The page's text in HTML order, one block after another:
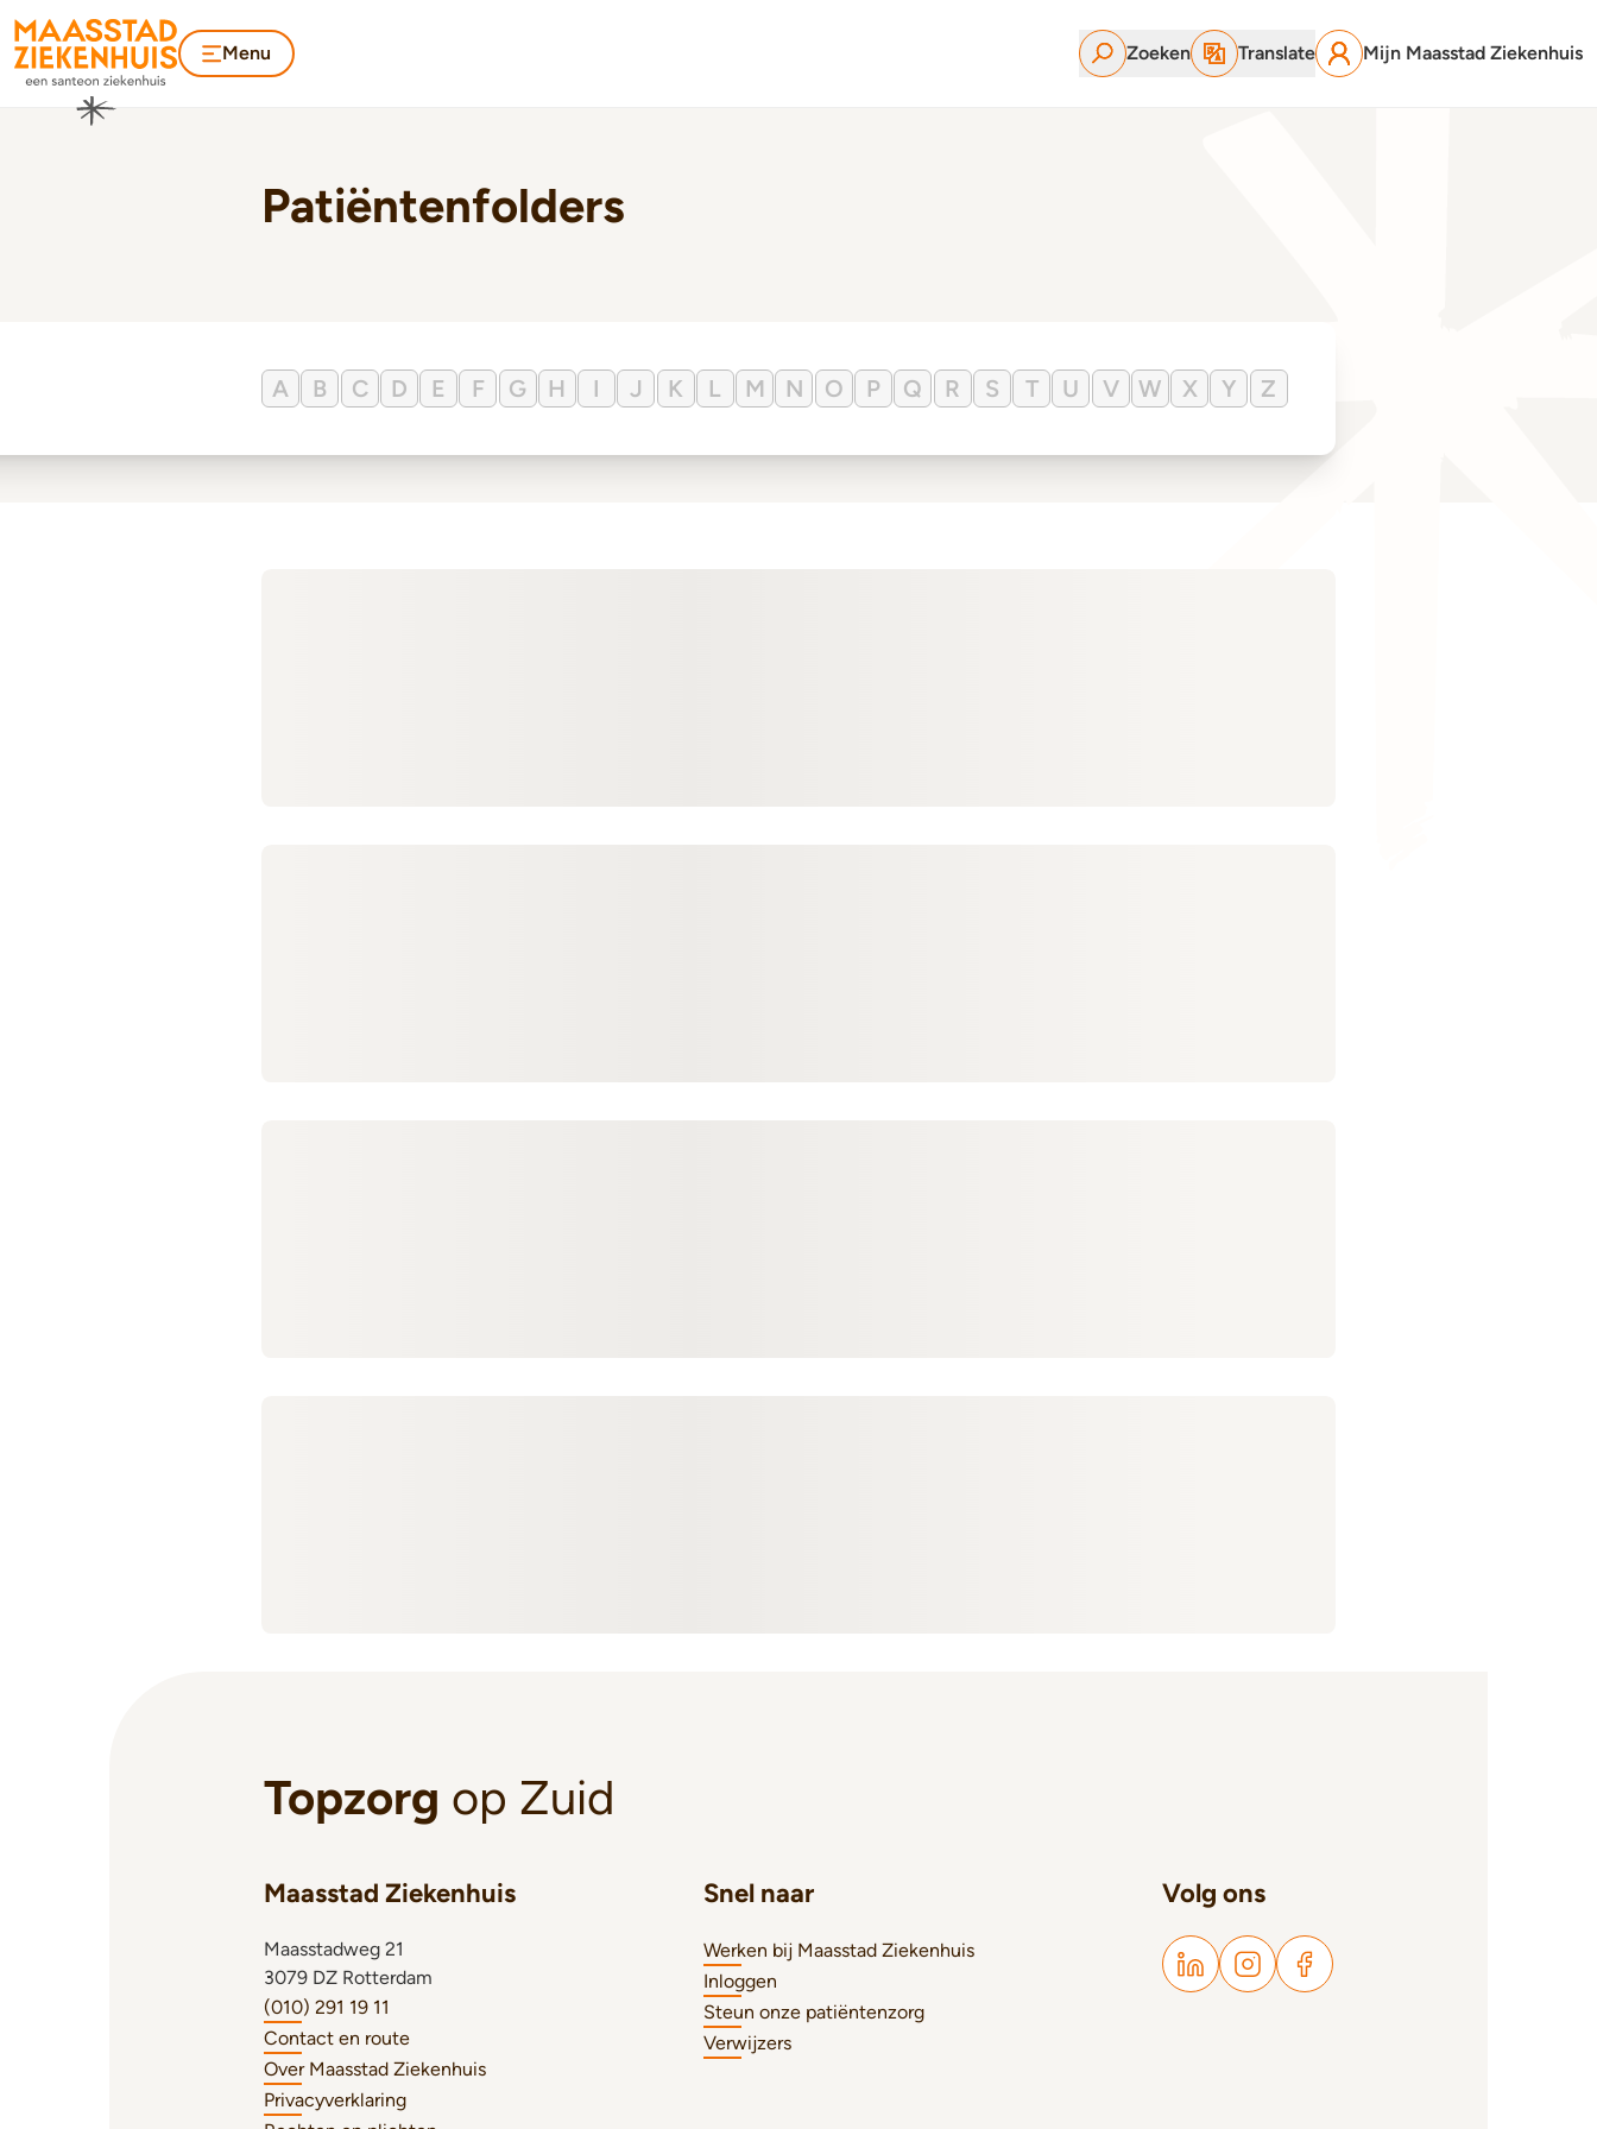
Menu Zoeken Translate Mijn Maasstad Ziekenhuis
Patiëntenfolders
A B C D E F G H I J K L M N O P Q R S T U V W X Y Z
Topzorg op Zuid
Maasstad Ziekenhuis
Maasstadweg 21
3079 DZ Rotterdam
(010) 291 19 11
Contact en route
Over Maasstad Ziekenhuis
Privacyverklaring
Snel naar
Werken bij Maasstad Ziekenhuis
Inloggen
Steun onze patiëntenzorg
Verwijzers
Volg ons